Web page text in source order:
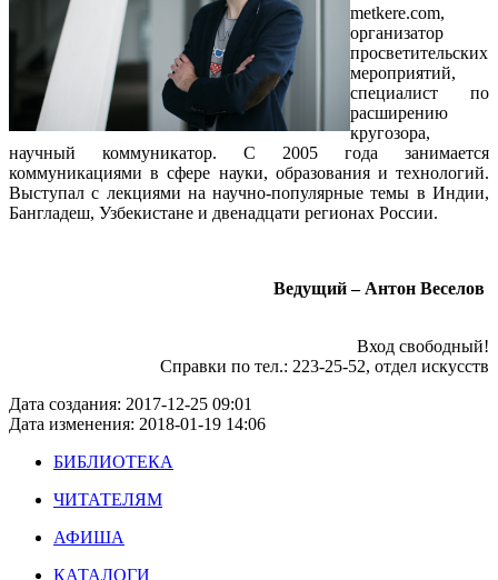
metkere.com,
организатор
просветительских
мероприятий,
специалист по
расширению
кругозора,
научный коммуникатор. С 2005 года занимается
коммуникациями в сфере науки, образования и технологий.
Выступал с лекциями на научно-популярные темы в Индии,
Бангладеш, Узбекистане и двенадцати регионах России.
Ведущий – Антон Веселов
Вход свободный!
Справки по тел.: 223-25-52, отдел искусств
Дата создания: 2017-12-25 09:01
Дата изменения: 2018-01-19 14:06
БИБЛИОТЕКА
ЧИТАТЕЛЯМ
АФИША
КАТАЛОГИ